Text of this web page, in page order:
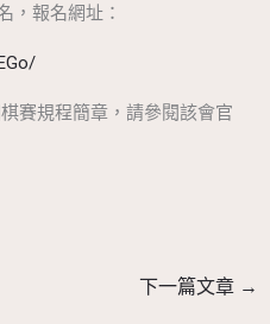
，報名網址：
賽規程簡章，請參閱該會官
下一篇文章 →